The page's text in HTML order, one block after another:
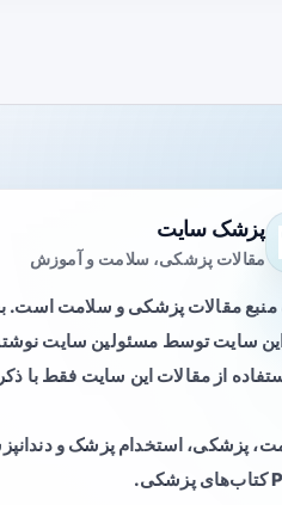
پزشک سایت
مقالات پزشکی، سلامت و آموزش
مقالات پزشکی و سلامت
این سایت توسط مسئولین سایت
از مقالات این سایت فقط با
پزشکی، استخدام پزشک و